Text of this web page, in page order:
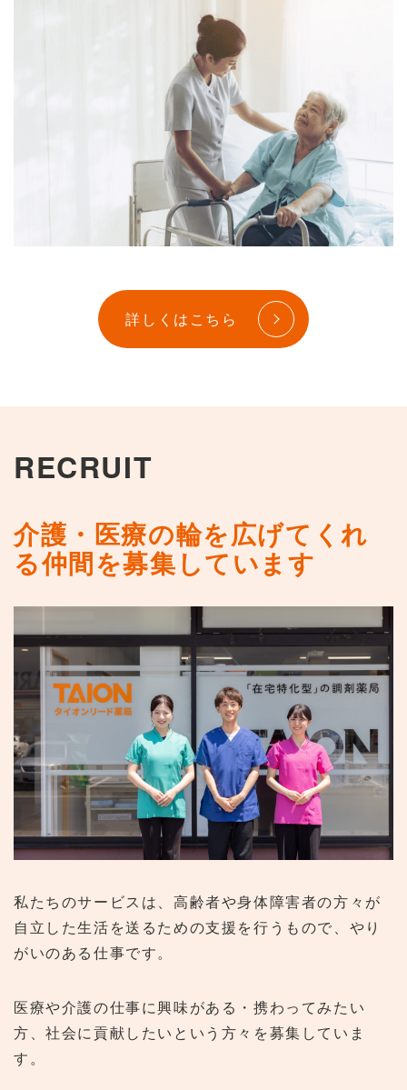
詳しくはこちら
RECRUIT
介護・医療の輪を広げてくれ
る仲間を募集しています
私たちのサービスは、高齢者や身体障害者の方々が
自立した生活を送るための支援を行うもので、やり
がいのある仕事です。
医療や介護の仕事に興味がある・携わってみたい
方、社会に貢献したいという方々を募集していま
す。